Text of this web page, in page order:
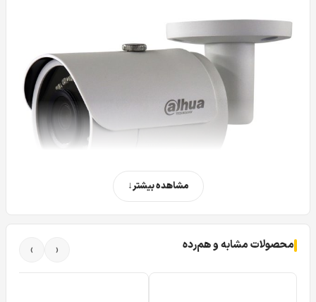
مشاهده بیشتر
محصولات مشابه و هم‌رده ‹
›